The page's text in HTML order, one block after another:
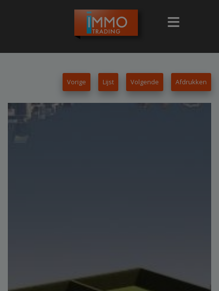
Vorige Lijst Volgende Afdrukken